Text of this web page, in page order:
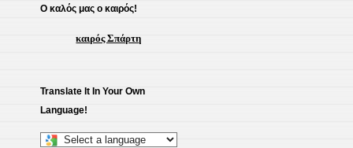
O καλός μας ο καιρός!
καιρός Σπάρτη
Translate It In Your Own
Language!
Select